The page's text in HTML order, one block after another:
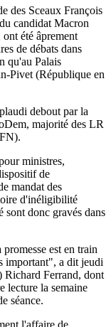
des Sceaux François
candidat Macron
ont été âprement
de débats dans
qu'au Palais
Pivet (République en
debout par la
majorité des LR
ministres,
de
mandat des
d'inéligibilité
sont donc gravés dans
est en train
important", a dit jeudi
Richard Ferrand, dont
lecture la semaine
séance.
l'affaire de